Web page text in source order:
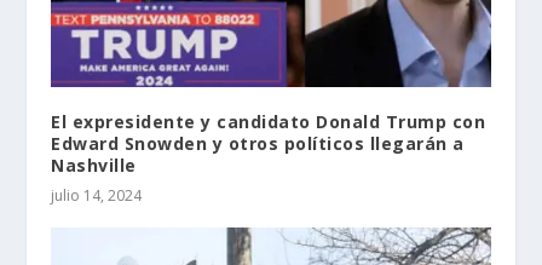
El expresidente y candidato Donald Trump con
Edward Snowden y otros políticos llegarán a
Nashville
julio 14, 2024